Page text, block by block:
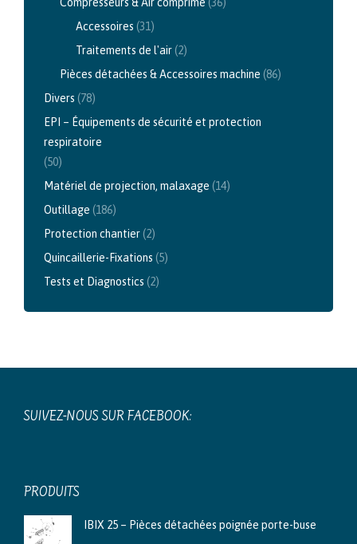
Accessoires (31)
Traitements de l'air(2)
Pièces détachées & Accessoires machine (86)
Divers (78)
EPI – Équipements de sécurité et protection
respiratoire
(50)
Matériel de projection, malaxage (14)
Outillage (186)
Protection chantier(2)
Quincaillerie-Fixations (5)
Tests et Diagnostics (2)
SUIVEZ-NOUS SUR FACEBOOK:
PRODUITS
IBIX 25 – Pièces détachées poignée porte-buse